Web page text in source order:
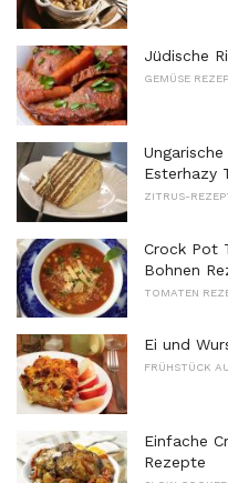
Jüdische
GEMÜSE
Esterhazy
ZITRUS-
Crock Pot
Bohnen
TOMATEN
Ei und
FRÜHSTÜCK
Einfache
Rezepte